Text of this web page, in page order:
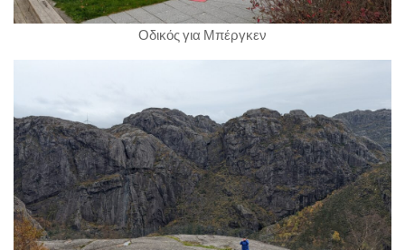
Οδικός για Μπέργκεν